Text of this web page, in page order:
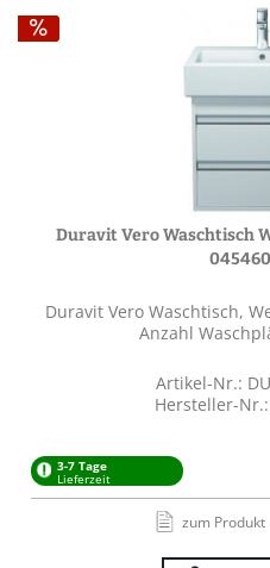
Duravit Vero Waschtisch
Duravit Vero Waschtisch,
Anzahl
Artikel-Nr.:
Hersteller-
3-7 Tage
Lieferzeit
zum Produkt